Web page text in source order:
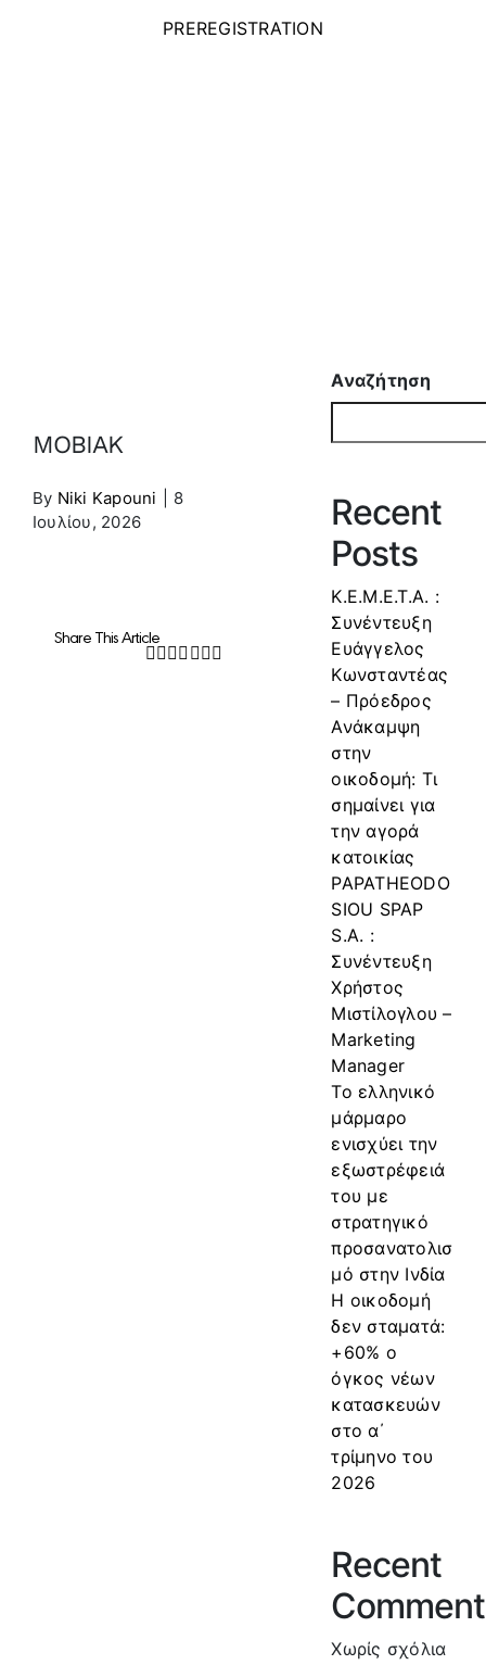
PREREGISTRATION
MOBIAK
By Niki Kapouni
8
Ιουλίου, 2026
Share This Article
Facebook
Twitter
LinkedIn
WhatsApp
Tumblr
Pinterest
Αναζήτηση
Recent
Posts
Κ.Ε.Μ.Ε.Τ.Α. :
Συνέντευξη
Ευάγγελος
Κωνσταντέας
– Πρόεδρος
Ανάκαμψη
στην
οικοδομή: Τι
σημαίνει για
την αγορά
κατοικίας
PAPATHEODO
SIOU SPAP
S.A. :
Συνέντευξη
Χρήστος
Μιστίλογλου –
Marketing
Manager
Το ελληνικό
μάρμαρο
ενισχύει την
εξωστρέφειά
του με
στρατηγικό
προσανατολισ
μό στην Ινδία
Η οικοδομή
δεν σταματά:
+60% ο
όγκος νέων
κατασκευών
στο α΄
τρίμηνο του
2026
Recent
Χωρίς σχόλια